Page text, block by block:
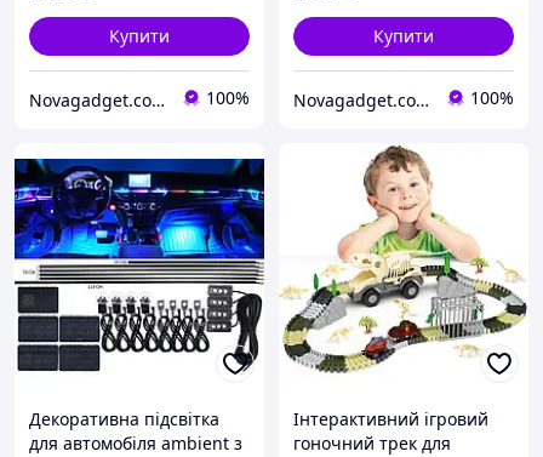
Купити
Novagadget.com.ua - сучасний інтернет-магазин техніки 100%
Купити
Novagadget.com.ua - сучасний інтернет-магазин техніки 100%
Декоративна підсвітка
для автомобіля ambient з
Інтерактивний ігровий
гоночний трек для